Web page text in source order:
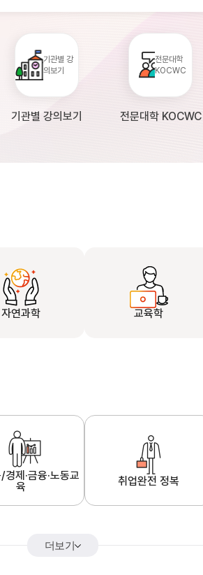
[안내] 2026년 대학정보공시
기관별 강
의보기
기관별 강의보기
전문대학
KOCWC
전문대학 KOCWC
자연과학 교육학
제·금융·노동교
육
취업완전 정복
더보기